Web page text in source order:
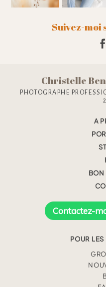
Suivez-moi
Christelle
PHOTOGRAPHE
A
BON
Contactez-
POUR LES